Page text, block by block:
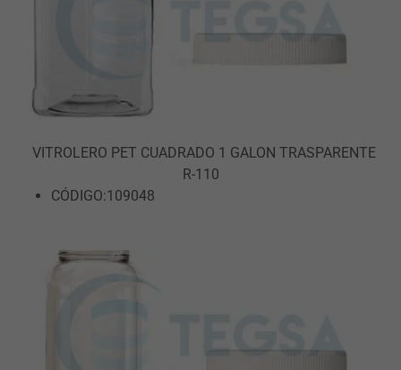
VITROLERO PET CUADRADO 1 GALON TRASPARENTE
R-110
CÓDIGO:109048